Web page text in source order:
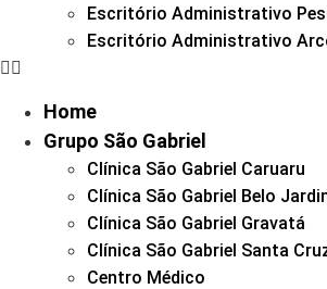
Escritório Administrativo
Escritório Administrativo
Home
Grupo São Gabriel
Clínica São Gabriel Caruaru
Clínica São Gabriel Belo
Clínica São Gabriel Gravatá
Clínica São Gabriel Santa
Centro Médico